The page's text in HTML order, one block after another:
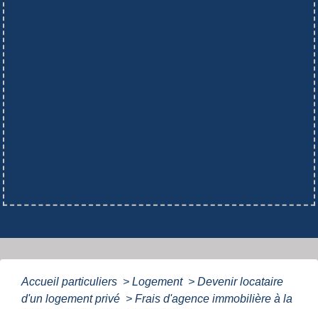
Accueil particuliers > Logement > Devenir locataire
d'un logement privé > Frais d'agence immobilière à la